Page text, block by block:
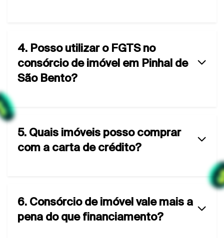
4. Posso utilizar o FGTS no
consórcio de imóvel em Pinhal de
São Bento?
5. Quais imóveis posso comprar
com a carta de crédito?
6. Consórcio de imóvel vale mais a
pena do que financiamento?